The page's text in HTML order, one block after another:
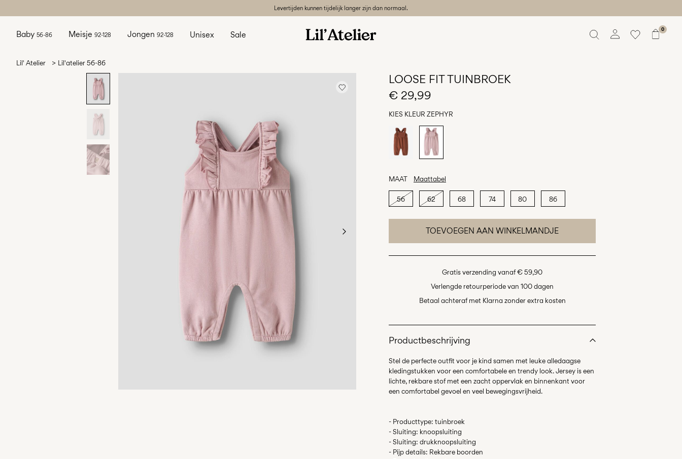
Levertijden kunnen tijdelijk langer zijn dan normaal.
0
Baby 56-86 Meisje 92-128 Jongen 92-128 Unisex Sale
Lil' Atelier Lil'atelier 56-86
LOOSE FIT TUINBROEK
€ 29,99
KIES KLEUR ZEPHYR
MAAT Maattabel
56 62 68 74 80 86
TOEVOEGEN AAN WINKELMANDJE
Gratis verzending vanaf € 59,90
Verlengde retourperiode van 100 dagen
Betaal achteraf met Klarna zonder extra kosten
Productbeschrijving
Stel de perfecte outfit voor je kind samen met leuke alledaagse
kledingstukken voor een comfortabele en trendy look. Jersey is een
lichte, rekbare stof met een zacht oppervlak en binnenkant voor
- Producttype: tuinbroek
- Sluiting: knoopsluiting
- Sluiting: drukknoopsluiting
- Pijp details: Rekbare boorden